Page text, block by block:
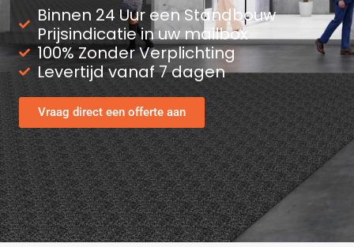
Binnen 24 Uur een Standbouw
Prijsindicatie in uw mailbox
100% Zonder Verplichting
Levertijd vanaf 7 dagen
Vraag direct een offerte aan